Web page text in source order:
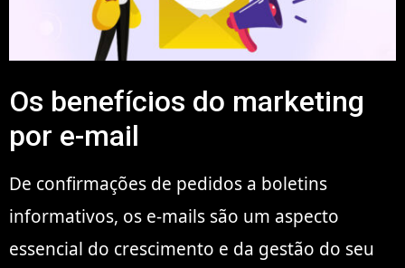
Os benefícios do marketing
por e-mail
De confirmações de pedidos a boletins
informativos, os e-mails são um aspecto
essencial do crescimento e da gestão do seu